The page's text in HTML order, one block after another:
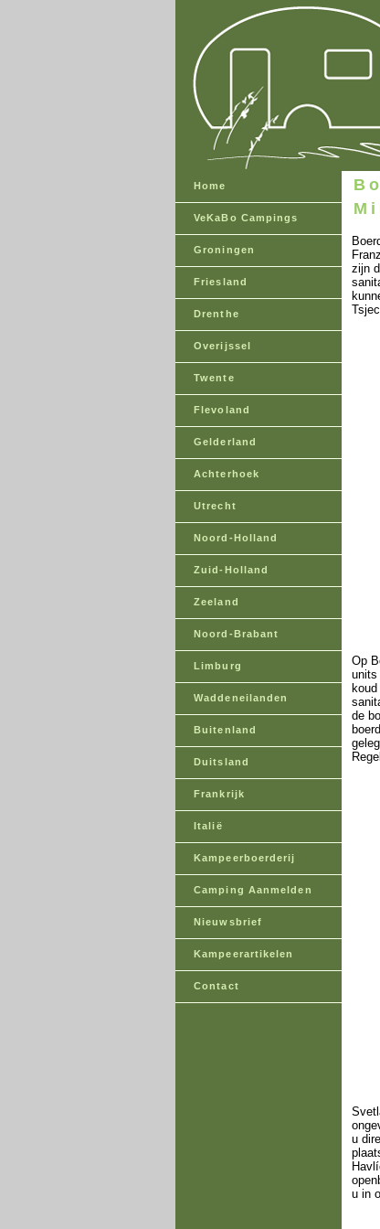
Home
VeKaBo Campings
Groningen
Friesland
Drenthe
Overijssel
Twente
Flevoland
Gelderland
Achterhoek
Utrecht
Noord-Holland
Zuid-Holland
Zeeland
Noord-Brabant
Limburg
Waddeneilanden
Buitenland
Duitsland
Frankrijk
Italië
Kampeerboerderij
Camping Aanmelden
Nieuwsbrief
Kampeerartikelen
Contact
zijn
Op
units
de
u
u in